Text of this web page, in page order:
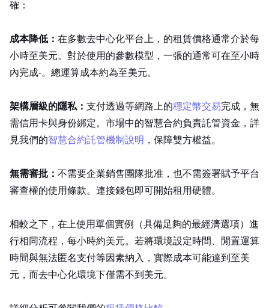
確：
成本降低： 在多數去中心化平台上，RTX 4090 的租賃價格通常介於每
小時 0.40 至 0.60 美元。對於使用 QLoRA 的 8B 參數模型，一張 24GB VRAM 的 4090 通常可在 2 至 6 小時
內完成 fine‑tuning。總運算成本約為 3 至 8 美元。
架構層級的隱私： 支付透過 Polygon 等網路上的穩定幣交易完成，無
需信用卡與身份綁定。市場中的智慧合約負責託管資金，詳
見我們的智慧合約託管機制說明 ，保障雙方權益。
無需審批： 不需要企業銷售團隊批准，也不需簽署賦予平台
審查權的使用條款。連接錢包即可開始租用硬體。
相較之下，在 AWS 上使用單個 A10G 實例（具備足夠 VRAM 的最經濟選項）進
行相同流程，每小時約 1.50 美元。若將環境設定時間、閒置運算
時間與無法匿名支付等因素納入，實際成本可能達到 150 至 300 美
元，而去中心化環境下僅需不到 10 美元。